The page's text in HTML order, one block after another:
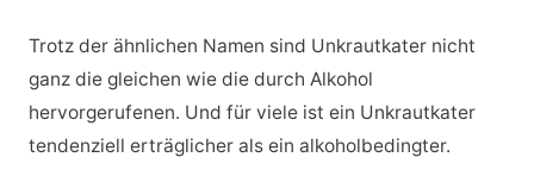
Trotz der ähnlichen Namen sind Unkrautkater nicht
ganz die gleichen wie die durch Alkohol
hervorgerufenen. Und für viele ist ein Unkrautkater
tendenziell erträglicher als ein alkoholbedingter.